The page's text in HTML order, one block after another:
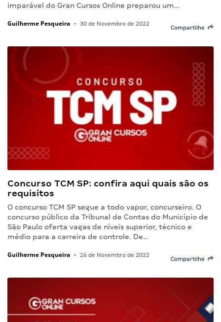
imparável do Gran Cursos Online preparou um…
Guilherme Pesqueira • 30 de Novembro de 2022
Compartilhe
Concurso TCM SP: confira aqui quais são os
requisitos
O concurso TCM SP segue a todo vapor, concurseiro. O
concurso público da Tribunal de Contas do Município de
São Paulo oferta vagas de níveis superior, técnico e
médio para a carreira de controle. De…
Guilherme Pesqueira • 26 de Novembro de 2022
Compartilhe